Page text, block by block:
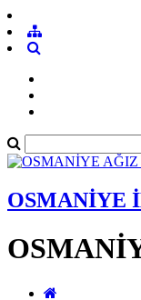
OSMANİYE